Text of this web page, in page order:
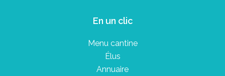
En un clic
Menu cantine
Élus
Annuaire